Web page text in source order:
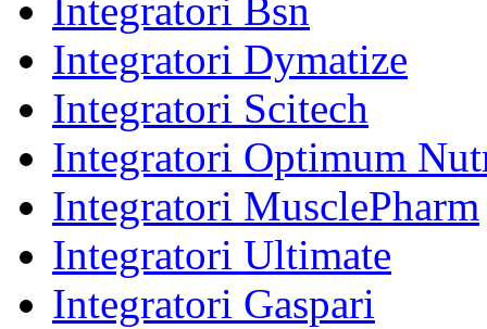
Integratori Bsn
Integratori Dymatize
Integratori Scitech
Integratori Optimum
Integratori MusclePharm
Integratori Ultimate
Integratori Gaspari